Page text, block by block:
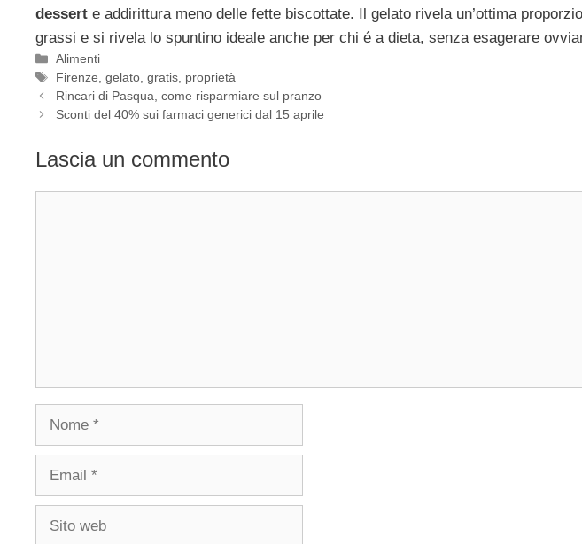
dessert e addirittura meno delle fette biscottate. Il gelato rivela un’ottima
grassi e si rivela lo spuntino ideale anche per chi é a dieta, senza esagerare
Categorie
Alimenti
Tag
Firenze,gelato,gratis, proprietà
Rincari di Pasqua, come risparmiare sul pranzo
Sconti del 40% sui farmaci generici dal 15 aprile
Lascia un commento